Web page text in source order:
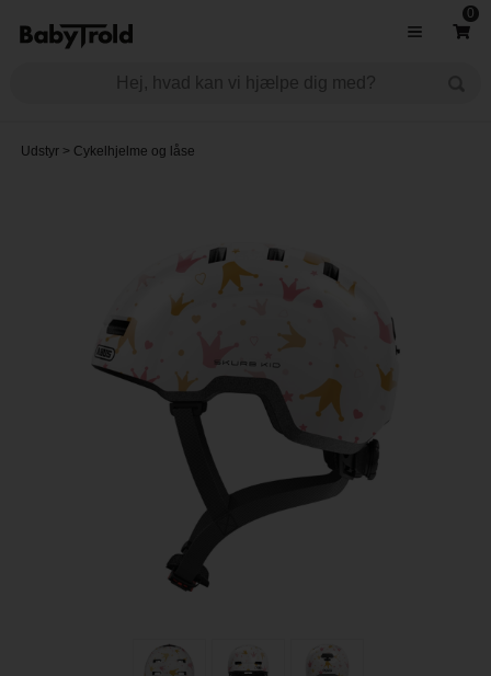
0
Udstyr> Cykelhjelme og låse